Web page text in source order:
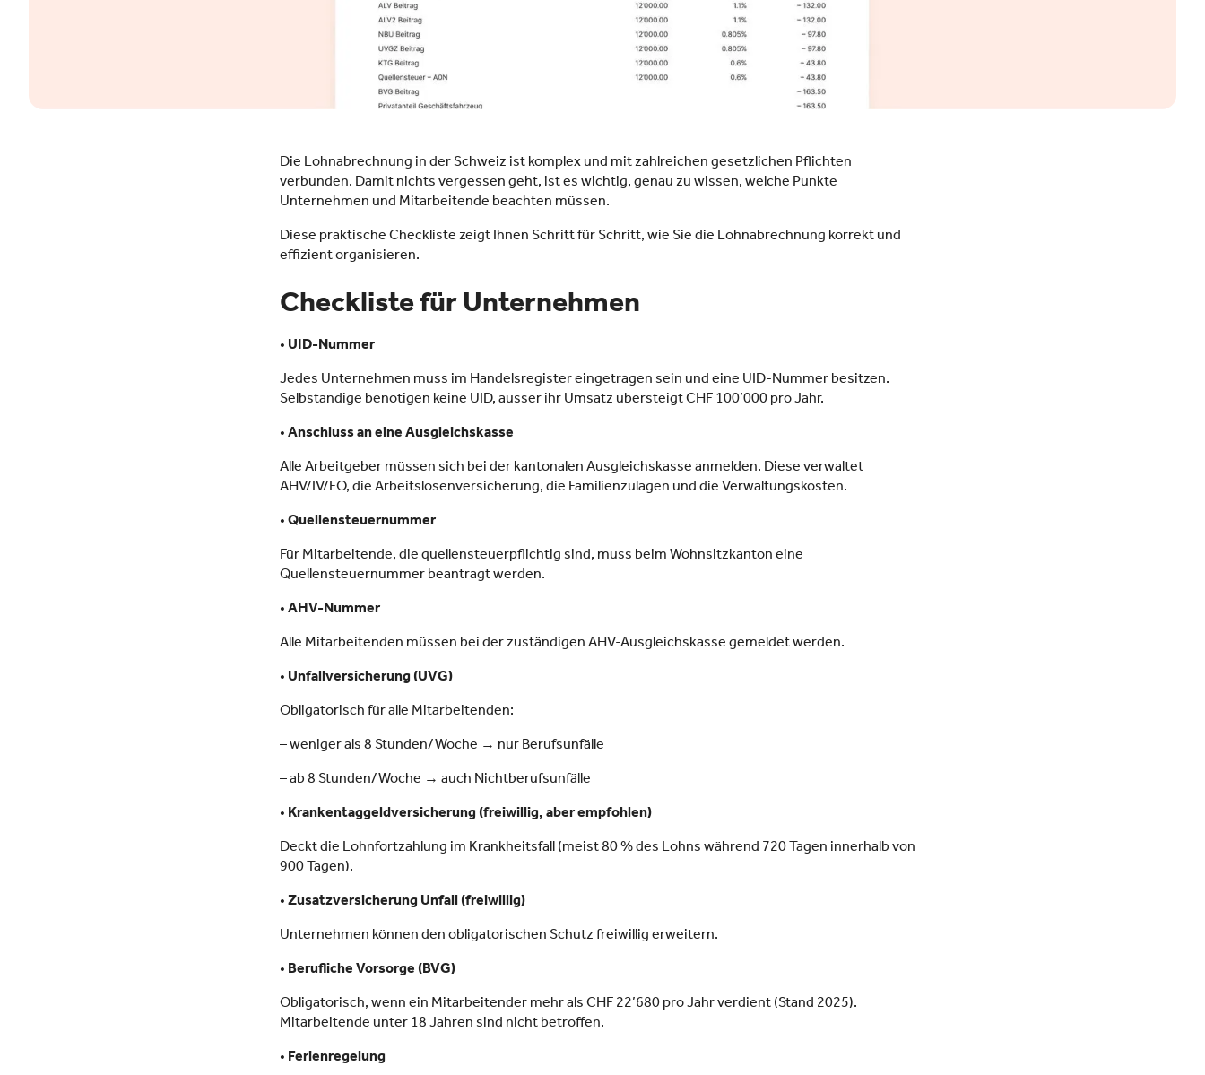
Die Lohnabrechnung in der Schweiz ist komplex und mit zahlreichen gesetzlichen Pflichten
verbunden. Damit nichts vergessen geht, ist es wichtig, genau zu wissen, welche Punkte
Unternehmen und Mitarbeitende beachten müssen.
Diese praktische Checkliste zeigt Ihnen Schritt für Schritt, wie Sie die Lohnabrechnung korrekt und
effizient organisieren.
Checkliste für Unternehmen
•UID-Nummer
Jedes Unternehmen muss im Handelsregister eingetragen sein und eine UID-Nummer besitzen.
Selbständige benötigen keine UID, ausser ihr Umsatz übersteigt CHF 100’000 pro Jahr.
•Anschluss an eine Ausgleichskasse
Alle Arbeitgeber müssen sich bei der kantonalen Ausgleichskasse anmelden. Diese verwaltet
AHV/IV/EO, die Arbeitslosenversicherung, die Familienzulagen und die Verwaltungskosten.
•Quellensteuernummer
Für Mitarbeitende, die quellensteuerpflichtig sind, muss beim Wohnsitzkanton eine
Quellensteuernummer beantragt werden.
•AHV-Nummer
Alle Mitarbeitenden müssen bei der zuständigen AHV-Ausgleichskasse gemeldet werden.
•Unfallversicherung (UVG)
Obligatorisch für alle Mitarbeitenden:
– weniger als 8 Stunden/Woche → nur Berufsunfälle
– ab 8 Stunden/Woche → auch Nichtberufsunfälle
•Krankentaggeldversicherung (freiwillig, aber empfohlen)
Deckt die Lohnfortzahlung im Krankheitsfall (meist 80 % des Lohns während 720 Tagen innerhalb von
900 Tagen).
•Zusatzversicherung Unfall (freiwillig)
Unternehmen können den obligatorischen Schutz freiwillig erweitern.
•Berufliche Vorsorge (BVG)
Obligatorisch, wenn ein Mitarbeitender mehr als CHF 22’680 pro Jahr verdient (Stand 2025).
Mitarbeitende unter 18 Jahren sind nicht betroffen.
•Ferienregelung